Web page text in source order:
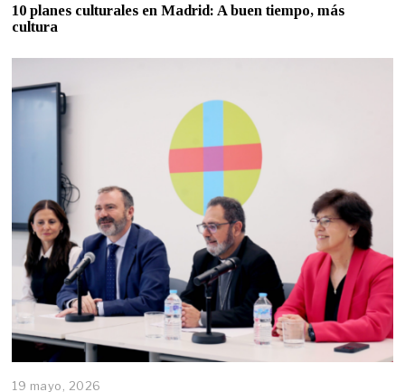
10 planes culturales en Madrid: A buen tiempo, más
cultura
19 mayo, 2026